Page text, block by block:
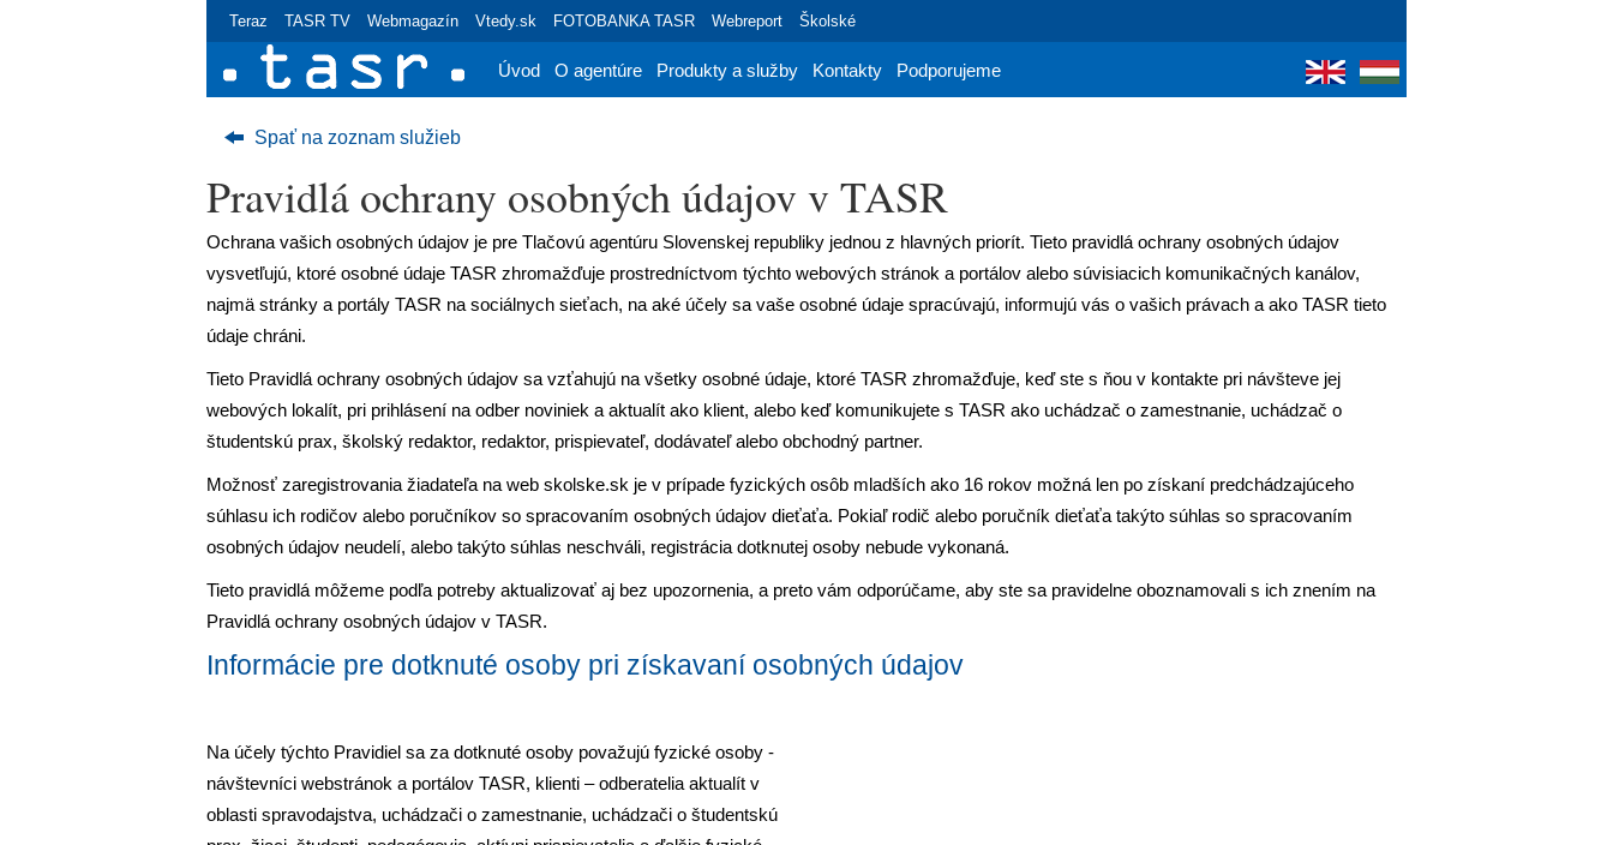
Teraz TASR TV Webmagazín Vtedy.sk FOTOBANKA TASR Webreport Školské
Úvod O agentúre Produkty a služby Kontakty Podporujeme
Spať na zoznam služieb
Pravidlá ochrany osobných údajov v TASR
Ochrana vašich osobných údajov je pre Tlačovú agentúru Slovenskej republiky jednou z hlavných priorít. Tieto pravidlá ochrany osobných údajov
vysvetľujú, ktoré osobné údaje TASR zhromažďuje prostredníctvom týchto webových stránok a portálov alebo súvisiacich komunikačných kanálov,
najmä stránky a portály TASR na sociálnych sieťach, na aké účely sa vaše osobné údaje spracúvajú, informujú vás o vašich právach a ako TASR tieto
údaje chráni.
Tieto Pravidlá ochrany osobných údajov sa vzťahujú na všetky osobné údaje, ktoré TASR zhromažďuje, keď ste s ňou v kontakte pri návšteve jej
webových lokalít, pri prihlásení na odber noviniek a aktualít ako klient, alebo keď komunikujete s TASR ako uchádzač o zamestnanie, uchádzač o
študentskú prax, školský redaktor, redaktor, prispievateľ, dodávateľ alebo obchodný partner.
Možnosť zaregistrovania žiadateľa na web skolske.sk je v prípade fyzických osôb mladších ako 16 rokov možná len po získaní predchádzajúceho
súhlasu ich rodičov alebo poručníkov so spracovaním osobných údajov dieťaťa. Pokiaľ rodič alebo poručník dieťaťa takýto súhlas so spracovaním
osobných údajov neudelí, alebo takýto súhlas neschváli, registrácia dotknutej osoby nebude vykonaná.
Tieto pravidlá môžeme podľa potreby aktualizovať aj bez upozornenia, a preto vám odporúčame, aby ste sa pravidelne oboznamovali s ich znením na
Pravidlá ochrany osobných údajov v TASR.
Informácie pre dotknuté osoby pri získavaní osobných údajov
Na účely týchto Pravidiel sa za dotknuté osoby považujú fyzické osoby -
návštevníci webstránok a portálov TASR, klienti – odberatelia aktualít v
oblasti spravodajstva, uchádzači o zamestnanie, uchádzači o študentskú